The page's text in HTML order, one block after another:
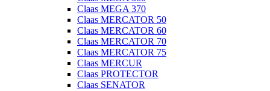
Claas MEGA 370
Claas MERCATOR 50
Claas MERCATOR 60
Claas MERCATOR 70
Claas MERCATOR 75
Claas MERCUR
Claas PROTECTOR
Claas SENATOR